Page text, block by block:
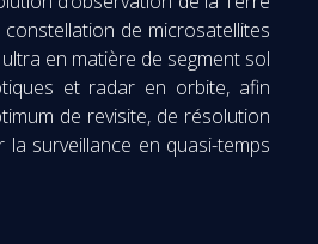
constellation de microsatellites
en matière de segment sol
et radar en orbite, afin
de revisite, de résolution
surveillance en quasi-temps